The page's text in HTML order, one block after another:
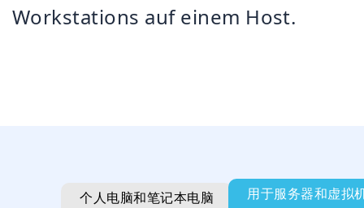
Workstations auf einem Host.
个人电脑和笔记本电脑 用于服务器和虚拟